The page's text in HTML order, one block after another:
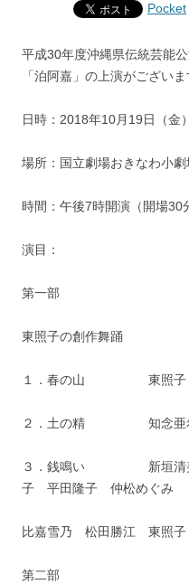
Pocket
平成30年度沖縄県伝統芸能
「泊阿嘉」の上演がござい
日時：2018年10月19日（金）
場所：国立劇場おきなわ小劇
時間：午後7時開演（開場30
演目：
第一部
東照子の創作舞踊
１．春の山 東照子
２．土の精 知念亜希
３．銭鳴い 新垣清美
子 平田隆子 仲松めぐみ
比嘉雪乃 松田勝江 東照子
第二部